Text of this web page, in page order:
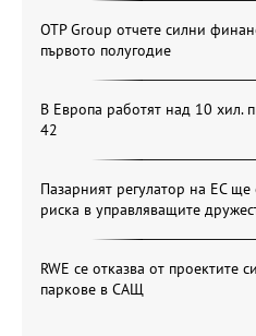
OTP Group отчете силни
първото полугодие
В Европа работят над 10 хил.
42
Пазарният регулатор на ЕС
риска в управляващите
RWE се отказва от проектите
паркове в САЩ